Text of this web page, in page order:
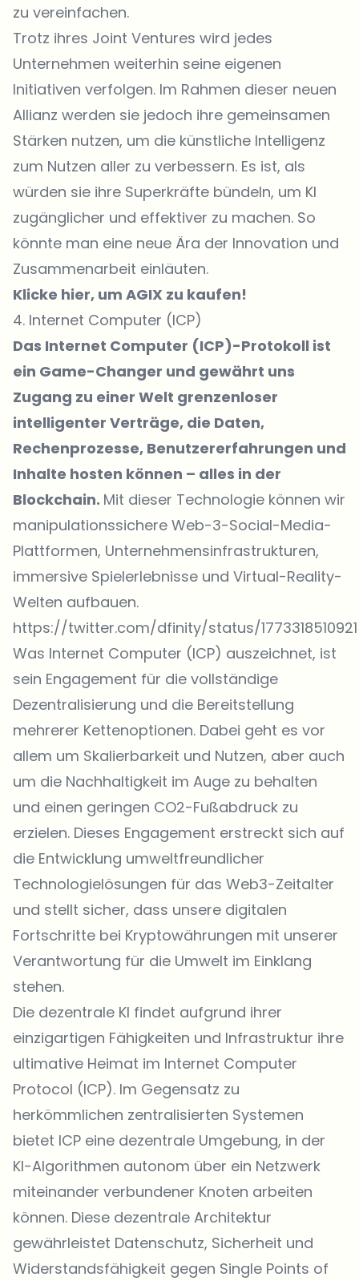
zu vereinfachen.
Trotz ihres Joint Ventures wird jedes
Unternehmen weiterhin seine eigenen
Initiativen verfolgen. Im Rahmen dieser neuen
Allianz werden sie jedoch ihre gemeinsamen
Stärken nutzen, um die künstliche Intelligenz
zum Nutzen aller zu verbessern. Es ist, als
würden sie ihre Superkräfte bündeln, um KI
zugänglicher und effektiver zu machen. So
könnte man eine neue Ära der Innovation und
Zusammenarbeit einläuten.
Klicke hier, um AGIX zu kaufen!
4. Internet Computer (ICP)
Das Internet Computer (ICP)-Protokoll ist
ein Game-Changer und gewährt uns
Zugang zu einer Welt grenzenloser
intelligenter Verträge, die Daten,
Rechenprozesse, Benutzererfahrungen und
Inhalte hosten können – alles in der
Blockchain. Mit dieser Technologie können wir
manipulationssichere Web-3-Social-Media-
Plattformen, Unternehmensinfrastrukturen,
immersive Spielerlebnisse und Virtual-Reality-
Welten aufbauen.
https://twitter.com/dfinity/status/
Was Internet Computer (ICP) auszeichnet, ist
sein Engagement für die vollständige
Dezentralisierung und die Bereitstellung
mehrerer Kettenoptionen. Dabei geht es vor
allem um Skalierbarkeit und Nutzen, aber auch
um die Nachhaltigkeit im Auge zu behalten
und einen geringen CO2-Fußabdruck zu
erzielen. Dieses Engagement erstreckt sich auf
die Entwicklung umweltfreundlicher
Technologielösungen für das Web3-Zeitalter
und stellt sicher, dass unsere digitalen
Fortschritte bei Kryptowährungen mit unserer
Verantwortung für die Umwelt im Einklang
stehen.
Die dezentrale KI findet aufgrund ihrer
einzigartigen Fähigkeiten und Infrastruktur ihre
ultimative Heimat im Internet Computer
Protocol (ICP). Im Gegensatz zu
herkömmlichen zentralisierten Systemen
bietet ICP eine dezentrale Umgebung, in der
KI-Algorithmen autonom über ein Netzwerk
miteinander verbundener Knoten arbeiten
können. Diese dezentrale Architektur
gewährleistet Datenschutz, Sicherheit und
Widerstandsfähigkeit gegen Single Points of